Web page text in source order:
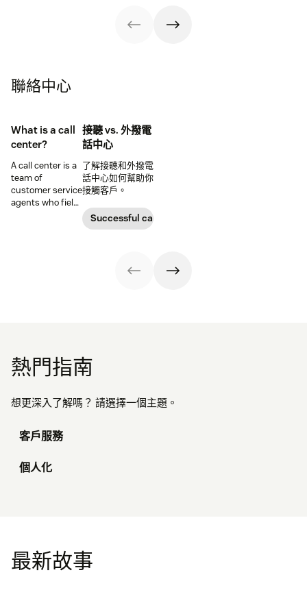
聯絡中心
What is a call
center?
A call center is a
team of
customer service
agents who field
接聽 vs. 外撥電
話中心
了解接聽和外撥電
話中心如何幫助你
接觸客戶。
Successful call center
熱門指南
想更深入了解嗎？ 請選擇一個主題。
客戶服務
個人化
最新故事